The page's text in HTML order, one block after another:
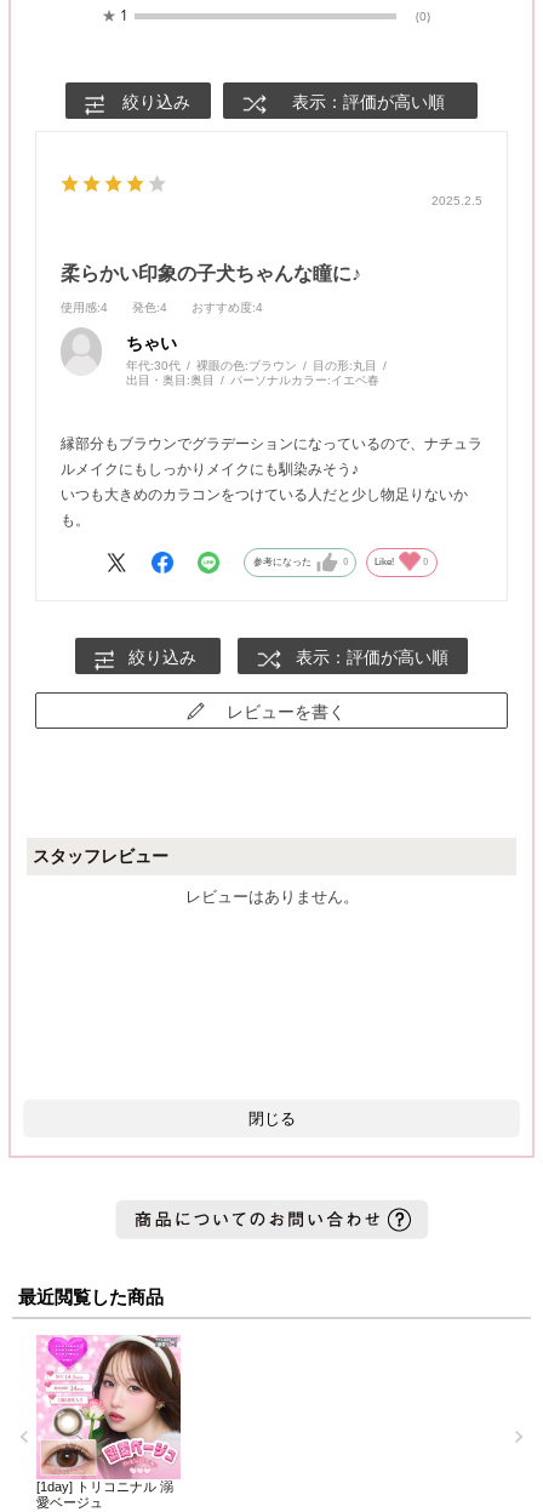
★ 1 (0)
絞り込み 表示：評価が高い順
2025.2.5
柔らかい印象の子犬ちゃんな瞳に♪
使用感:4 発色:4 おすすめ度:4
ちゃい
年代:30代 裸眼の色:ブラウン 目の形:丸目
出目・奥目:奥目 パーソナルカラー:イエベ春
縁部分もブラウンでグラデーションになっているので、ナチュラ
ルメイクにもしっかりメイクにも馴染みそう♪
いつも大きめのカラコンをつけている人だと少し物足りないか
も。
参考になった 0 Like! 0
絞り込み 表示：評価が高い順
レビューを書く
スタッフレビュー
レビューはありません。
閉じる
最近閲覧した商品
[1day] トリコニナル 溺
愛ベージュ